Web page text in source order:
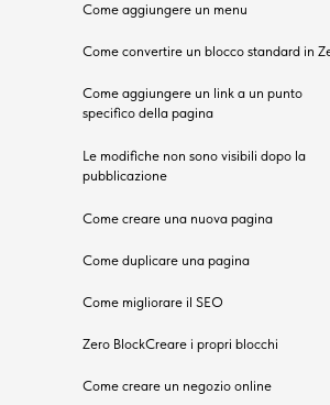
Come aggiungere un link a un punto
specifico della pagina
Le modifiche non sono visibili dopo la
pubblicazione
Come creare una nuova pagina
Come duplicare una pagina
Come migliorare il SEO
Zero BlockCreare i propri blocchi
Come aggiungere un menu
Come convertire un blocco standard in
Come creare un negozio online